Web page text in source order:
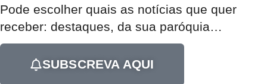
Pode escolher quais as notícias que quer
receber: destaques, da sua paróquia…
SUBSCREVA AQUI